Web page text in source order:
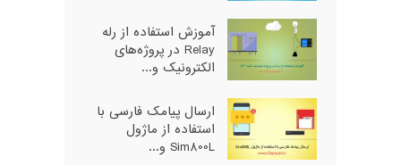
آموزش استفاده از رله
Relay در پروژه‌های
الکترونیک و...
ارسال پیامک فارسی با
استفاده از ماژول
Sim800L و...